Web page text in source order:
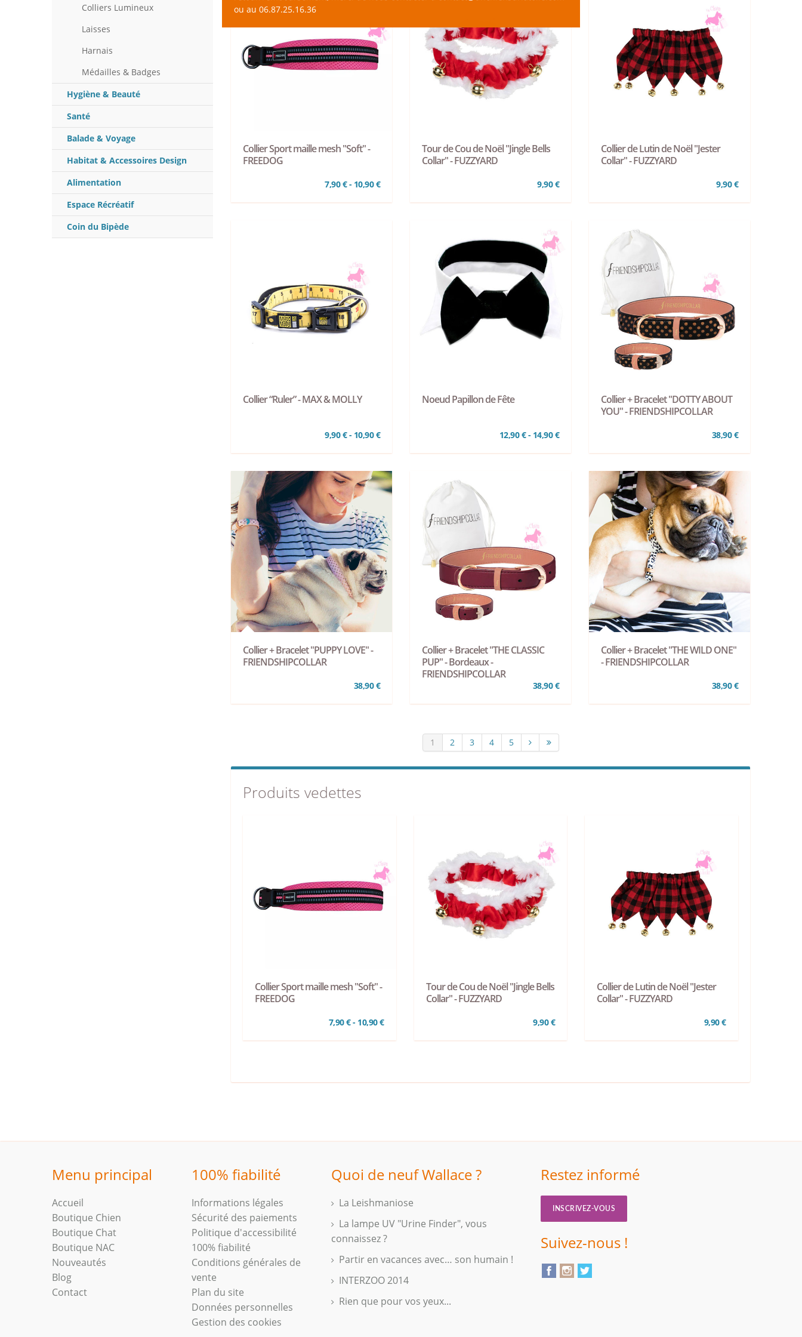
ou au 06.87.25.16.36
Colliers Lumineux
Laisses
Harnais
Médailles & Badges
Hygiène & Beauté
Santé
Balade & Voyage
Habitat & Accessoires Design
Alimentation
Espace Récréatif
Coin du Bipède
Collier Sport maille mesh "Soft" -
FREEDOG
7,90 € - 10,90 €
Tour de Cou de Noël "Jingle Bells
Collar" - FUZZYARD
9,90 €
Collier de Lutin de Noël "Jester
Collar" - FUZZYARD
9,90 €
Collier “Ruler” - MAX & MOLLY
9,90 € - 10,90 €
Noeud Papillon de Fête
12,90 € - 14,90 €
Collier + Bracelet "DOTTY ABOUT
YOU" - FRIENDSHIPCOLLAR
38,90 €
Collier + Bracelet "PUPPY LOVE" -
FRIENDSHIPCOLLAR
38,90 €
Collier + Bracelet "THE CLASSIC
PUP" - Bordeaux -
FRIENDSHIPCOLLAR
38,90 €
Collier + Bracelet "THE WILD ONE"
- FRIENDSHIPCOLLAR
38,90 €
1 2 3 4 5
Produits vedettes
Collier Sport maille mesh "Soft" -
FREEDOG
7,90 € - 10,90 €
Tour de Cou de Noël "Jingle Bells
Collar" - FUZZYARD
9,90 €
Collier de Lutin de Noël "Jester
Collar" - FUZZYARD
9,90 €
Menu principal
Accueil
Boutique Chien
Boutique Chat
Boutique NAC
Nouveautés
Blog
Contact
100% fiabilité
Informations légales
Sécurité des paiements
Politique d'accessibilité
100% fiabilité
Conditions générales de
vente
Plan du site
Données personnelles
Gestion des cookies
Quoi de neuf Wallace ?
La Leishmaniose
La lampe UV "Urine Finder", vous
connaissez ?
Partir en vacances avec… son humain !
INTERZOO 2014
Rien que pour vos yeux...
Restez informé
INSCRIVEZ-VOUS
Suivez-nous !